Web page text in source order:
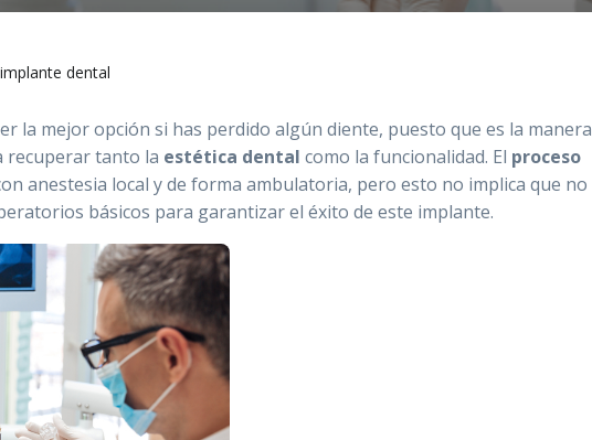
dental
la mejor opción si has perdido algún diente, puesto que es la manera
recuperar tanto la estética dental como la funcionalidad. El proceso
anestesia local y de forma ambulatoria, pero esto no implica que no
básicos para garantizar el éxito de este implante.